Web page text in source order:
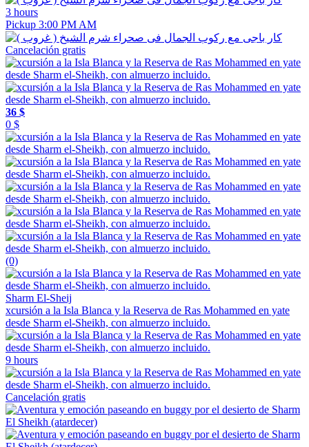
3 hours
Pickup 3:00 PM AM
Cancelación gratis
36 $
0 $
(0)
Sharm El-Sheij
xcursión a la Isla Blanca y la Reserva de Ras Mohammed en yate
desde Sharm el-Sheikh, con almuerzo incluido.
9 hours
Cancelación gratis